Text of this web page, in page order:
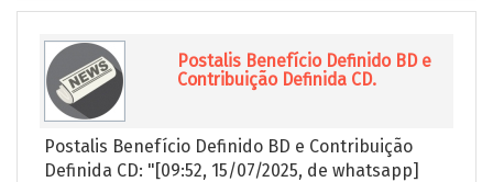
Postalis Benefício Definido BD e
Contribuição Definida CD.
Postalis Benefício Definido BD e Contribuição
Definida CD: "[09:52, 15/07/2025, de whatsapp]